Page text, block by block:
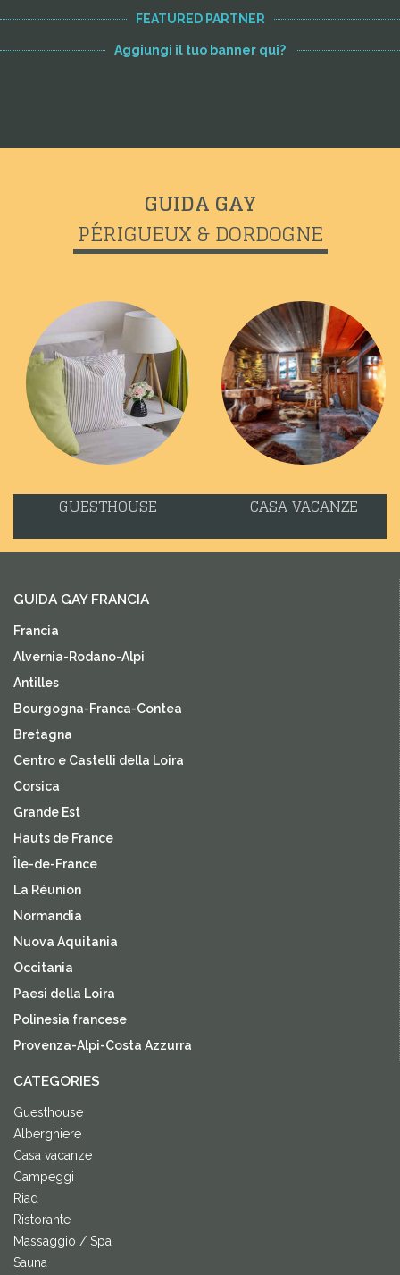
FEATURED PARTNER
Aggiungi il tuo banner qui?
GUIDA GAY
PÉRIGUEUX & DORDOGNE
GUESTHOUSE CASA VACANZE
GUIDA GAY FRANCIA
Francia
Alvernia-Rodano-Alpi
Antilles
Bourgogna-Franca-Contea
Bretagna
Centro e Castelli della Loira
Corsica
Grande Est
Hauts de France
Île-de-France
La Réunion
Normandia
Nuova Aquitania
Occitania
Paesi della Loira
Polinesia francese
Provenza-Alpi-Costa Azzurra
CATEGORIES
Guesthouse
Alberghiere
Casa vacanze
Campeggi
Riad
Ristorante
Massaggio / Spa
Sauna